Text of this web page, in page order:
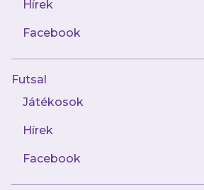
Hírek
Facebook
Futsal
Játékosok
Hírek
Facebook
AJÁNLÓ